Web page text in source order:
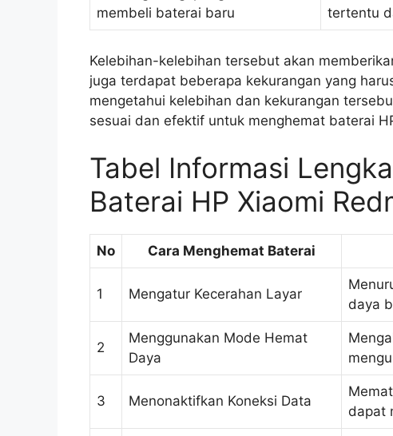
membeli baterai baru
tertentu
Kelebihan-kelebihan tersebut akan
juga terdapat beberapa kekurangan yang
mengetahui kelebihan dan kekurangan
sesuai dan efektif untuk menghemat baterai
Tabel Informasi
Baterai HP Xiaomi
No Cara Menghemat Baterai
1 Mengatur Kecerahan Layar
daya
2
Menggunakan Mode Hemat
Daya
3 Menonaktifkan Koneksi Data
dapat